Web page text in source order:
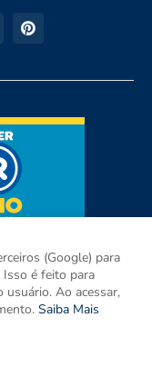
(Google) para
Isso é feito para
usuário. Ao acessar,
Saiba Mais